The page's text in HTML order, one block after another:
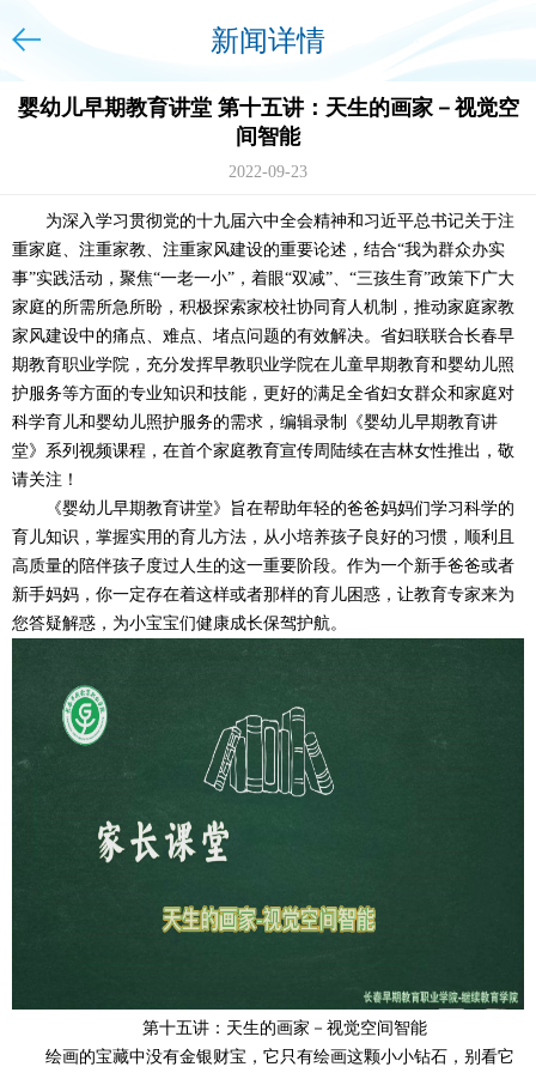
新闻详情
婴幼儿早期教育讲堂 第十五讲：天生的画家－视觉空
间智能
2022-09-23
为深入学习贯彻党的十九届六中全会精神和习近平总书记关于注
重家庭、注重家教、注重家风建设的重要论述，结合“我为群众办实
事”实践活动，聚焦“一老一小”，着眼“双减”、“三孩生育”政策下广大
家庭的所需所急所盼，积极探索家校社协同育人机制，推动家庭家教
家风建设中的痛点、难点、堵点问题的有效解决。省妇联联合长春早
期教育职业学院，充分发挥早教职业学院在儿童早期教育和婴幼儿照
护服务等方面的专业知识和技能，更好的满足全省妇女群众和家庭对
科学育儿和婴幼儿照护服务的需求，编辑录制《婴幼儿早期教育讲
堂》系列视频课程，在首个家庭教育宣传周陆续在吉林女性推出，敬
请关注！
《婴幼儿早期教育讲堂》旨在帮助年轻的爸爸妈妈们学习科学的
育儿知识，掌握实用的育儿方法，从小培养孩子良好的习惯，顺利且
高质量的陪伴孩子度过人生的这一重要阶段。作为一个新手爸爸或者
新手妈妈，你一定存在着这样或者那样的育儿困惑，让教育专家来为
您答疑解惑，为小宝宝们健康成长保驾护航。
第十五讲：天生的画家－视觉空间智能
绘画的宝藏中没有金银财宝，它只有绘画这颗小小钻石，别看它